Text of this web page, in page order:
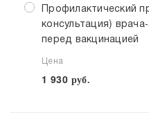
Профилактический
консультация)
перед вакцинацией
Цена
1 930 руб.